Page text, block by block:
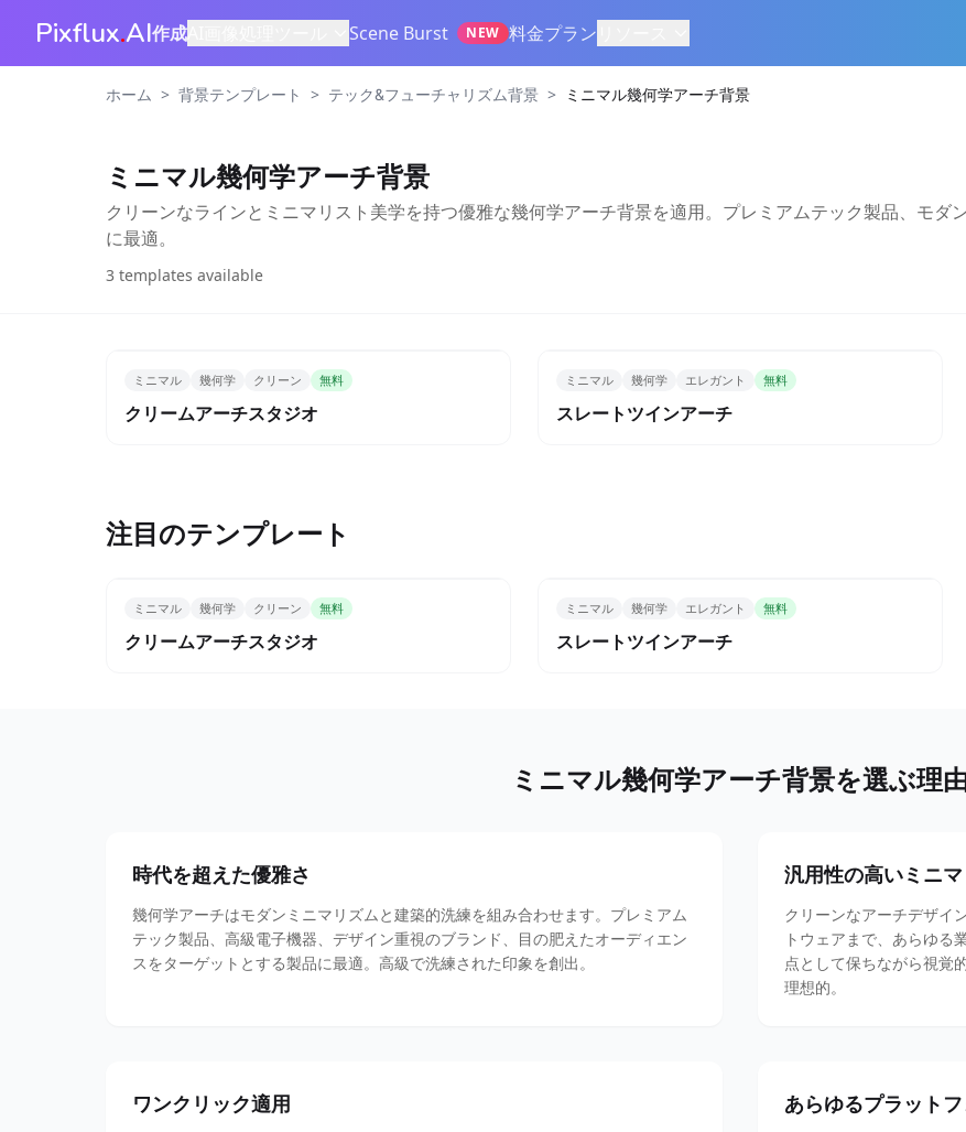
Pixflux.AI作成 Scene Burst NEW 料金プラン
ホーム > 背景テンプレート > テック&フューチャリズム背景 > ミニマル幾何学アーチ背景
ミニマル幾何学アーチ背景
クリーンなラインとミニマリスト美学を持つ優雅な幾何学アーチ背景を適用。プレミアムテック製品、モダ
に最適。
3 templates available
ミニマル 幾何学 クリーン 無料
クリームアーチスタジオ
ミニマル 幾何学 エレガント 無料
スレートツインアーチ
注目のテンプレート
ミニマル 幾何学 クリーン 無料
クリームアーチスタジオ
ミニマル 幾何学 エレガント 無料
スレートツインアーチ
ミニマル幾何学アーチ背景を選ぶ理
時代を超えた優雅さ
幾何学アーチはモダンミニマリズムと建築的洗練を組み合わせます。プレミアム
テック製品、高級電子機器、デザイン重視のブランド、目の肥えたオーディエン
スをターゲットとする製品に最適。高級で洗練された印象を創出。
汎用性の高いミニ
クリーンなアーチデザイ
トウェアまで、あらゆる
点として保ちながら視覚
理想的。
ワンクリック適用 あらゆるプラット